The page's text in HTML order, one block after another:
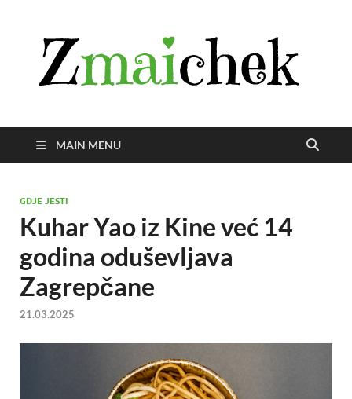
MAIN MENU
GDJE JESTI
Kuhar Yao iz Kine već 14
godina oduševljava
Zagrepčane
21.03.2025